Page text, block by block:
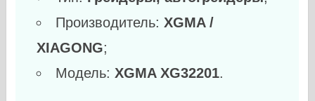
Производитель:XGMA /
XIAGONG;
Модель:XGMA XG32201.